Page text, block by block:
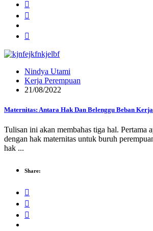
Nindya Utami
Kerja Perempuan
21/08/2022
Maternitas: Antara Hak Dan Belenggu Beban Kerja
Tulisan ini akan membahas tiga hal. Pertama
dengan hak maternitas untuk buruh
hak ...
Share: